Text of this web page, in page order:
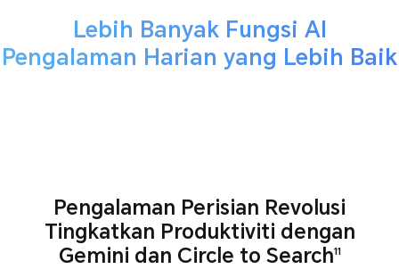
Lebih Banyak Fungsi AI
Pengalaman Harian yang Lebih Baik
Pengalaman Perisian Revolusi
Tingkatkan Produktiviti dengan
Gemini dan Circle to Search11